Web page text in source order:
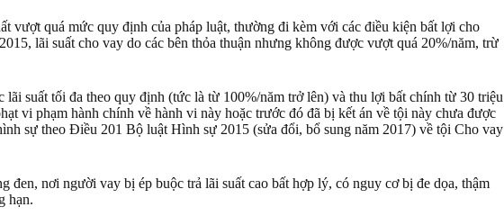
vượt quá mức quy định của pháp luật, thường đi kèm với các điều kiện bất lợi cho
lãi suất cho vay do các bên thỏa thuận nhưng không được vượt quá 20%/năm, trừ
lãi suất tối đa theo quy định (tức là từ 100%/năm trở lên) và thu lợi bất chính từ 30 triệu
vi phạm hành chính về hành vi này hoặc trước đó đã bị kết án về tội này chưa được
sự theo Điều 201 Bộ luật Hình sự 2015 (sửa đổi, bổ sung năm 2017) về tội Cho vay
đen, nơi người vay bị ép buộc trả lãi suất cao bất hợp lý, có nguy cơ bị đe dọa, thậm
hạn.